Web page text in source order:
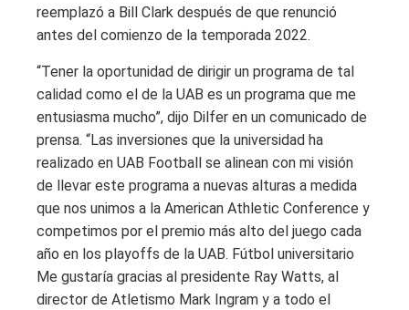
reemplazó a Bill Clark después de que renunció
antes del comienzo de la temporada 2022.
“Tener la oportunidad de dirigir un programa de tal
calidad como el de la UAB es un programa que me
entusiasma mucho”, dijo Dilfer en un comunicado de
prensa. “Las inversiones que la universidad ha
realizado en UAB Football se alinean con mi visión
de llevar este programa a nuevas alturas a medida
que nos unimos a la American Athletic Conference y
competimos por el premio más alto del juego cada
año en los playoffs de la UAB. Fútbol universitario
Me gustaría gracias al presidente Ray Watts, al
director de Atletismo Mark Ingram y a todo el